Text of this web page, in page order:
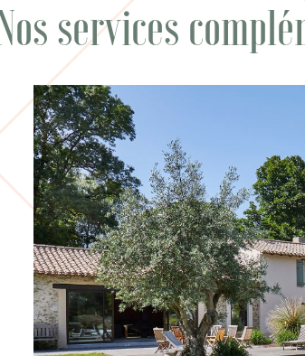
services